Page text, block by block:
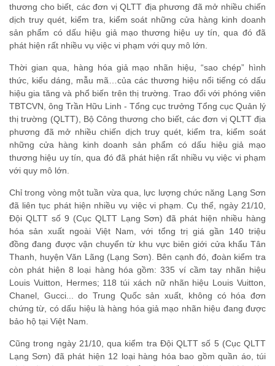
thương cho biết, các đơn vị QLTT địa phương đã mở nhiều chiến
dịch truy quét, kiểm tra, kiểm soát những cửa hàng kinh doanh
sản phẩm có dấu hiệu giả mạo thương hiệu uy tín, qua đó đã
phát hiện rất nhiều vụ việc vi phạm với quy mô lớn.
Thời gian qua, hàng hóa giả mạo nhãn hiệu, “sao chép” hình
thức, kiểu dáng, mẫu mã…của các thương hiệu nổi tiếng có dấu
hiệu gia tăng và phổ biến trên thị trường. Trao đổi với phóng viên
TBTCVN, ông Trần Hữu Linh - Tổng cục trưởng Tổng cục Quản lý
thị trường (QLTT), Bộ Công thương cho biết, các đơn vị QLTT địa
phương đã mở nhiều chiến dịch truy quét, kiểm tra, kiểm soát
những cửa hàng kinh doanh sản phẩm có dấu hiệu giả mạo
thương hiệu uy tín, qua đó đã phát hiện rất nhiều vụ việc vi phạm
với quy mô lớn.
Chỉ trong vòng một tuần vừa qua, lực lượng chức năng Lạng Sơn
đã liên tục phát hiện nhiều vụ việc vi phạm. Cụ thể, ngày 21/10,
Đội QLTT số 9 (Cục QLTT Lạng Sơn) đã phát hiện nhiều hàng
hóa sản xuất ngoài Việt Nam, với tổng trị giá gần 140 triệu
đồng đang được vận chuyển từ khu vực biên giới cửa khẩu Tân
Thanh, huyện Văn Lãng (Lạng Sơn). Bên cạnh đó, đoàn kiểm tra
còn phát hiện 8 loại hàng hóa gồm: 335 ví cầm tay nhãn hiệu
Louis Vuitton, Hermes; 118 túi xách nữ nhãn hiệu Louis Vuitton,
Chanel, Gucci... do Trung Quốc sản xuất, không có hóa đơn
chứng từ, có dấu hiệu là hàng hóa giả mạo nhãn hiệu đang được
bảo hộ tại Việt Nam.
Cũng trong ngày 21/10, qua kiểm tra Đội QLTT số 5 (Cục QLTT
Lạng Sơn) đã phát hiện 12 loại hàng hóa bao gồm quần áo, túi